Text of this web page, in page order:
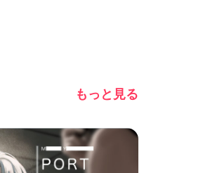
もっと見る